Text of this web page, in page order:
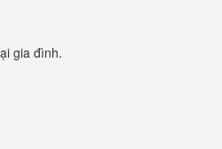
gia đình.